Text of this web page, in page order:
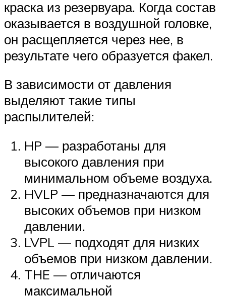
краска из резервуара. Когда состав
оказывается в воздушной головке,
он расщепляется через нее, в
результате чего образуется факел.
В зависимости от давления
выделяют такие типы
распылителей:
HP — разработаны для
высокого давления при
минимальном объеме воздуха.
HVLP — предназначаются для
высоких объемов при низком
давлении.
LVPL — подходят для низких
объемов при низком давлении.
THE — отличаются
максимальной